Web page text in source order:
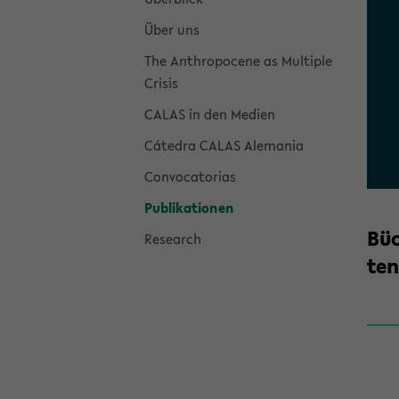
Über uns
The An­thro­po­ce­ne as Mul­ti­ple
Cri­sis
CALAS in den Me­di­en
Cátedra CALAS Ale­ma­nia
Con­vo­ca­to­ri­as
Pu­bli­ka­tio­nen
Re­se­arch